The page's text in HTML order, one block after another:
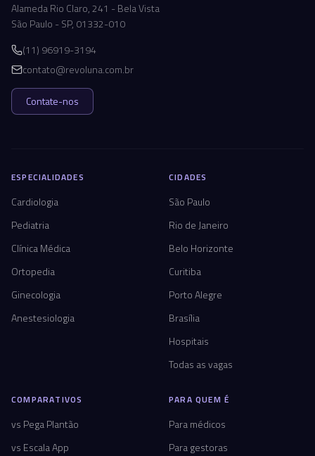
Alameda Rio Claro, 241 - Bela Vista
São Paulo - SP, 01332-010
(11) 96919-3194
contato@revoluna.com.br
Contate-nos
ESPECIALIDADES
Cardiologia
Pediatria
Clínica Médica
Ortopedia
Ginecologia
Anestesiologia
CIDADES
São Paulo
Rio de Janeiro
Belo Horizonte
Curitiba
Porto Alegre
Brasília
Hospitais
Todas as vagas
COMPARATIVOS
vs Pega Plantão
vs Escala App
PARA QUEM É
Para médicos
Para gestoras